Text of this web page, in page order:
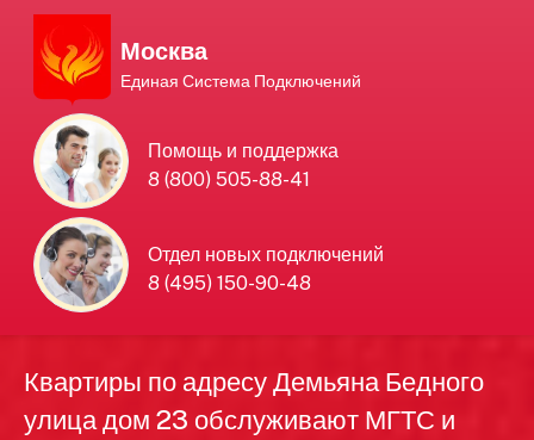
Москва
Единая Система Подключений
Помощь и поддержка
8 (800) 505-88-41
Отдел новых подключений
8 (495) 150-90-48
Единая Система
Подключений
нового интернета и
телевидения в Москве
Квартиры по адресу Демьяна Бедного
улица дом 23 обслуживают МГТС и